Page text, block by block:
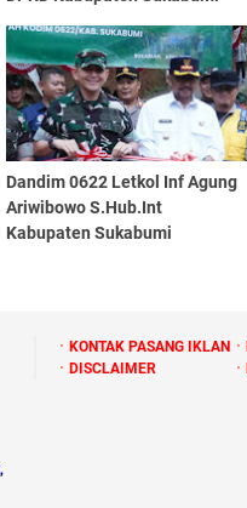
Dandim 0622 Letkol Inf Agung
Ariwibowo S.Hub.Int
Kabupaten Sukabumi
KONTAK PASANG IKLAN
DISCLAIMER